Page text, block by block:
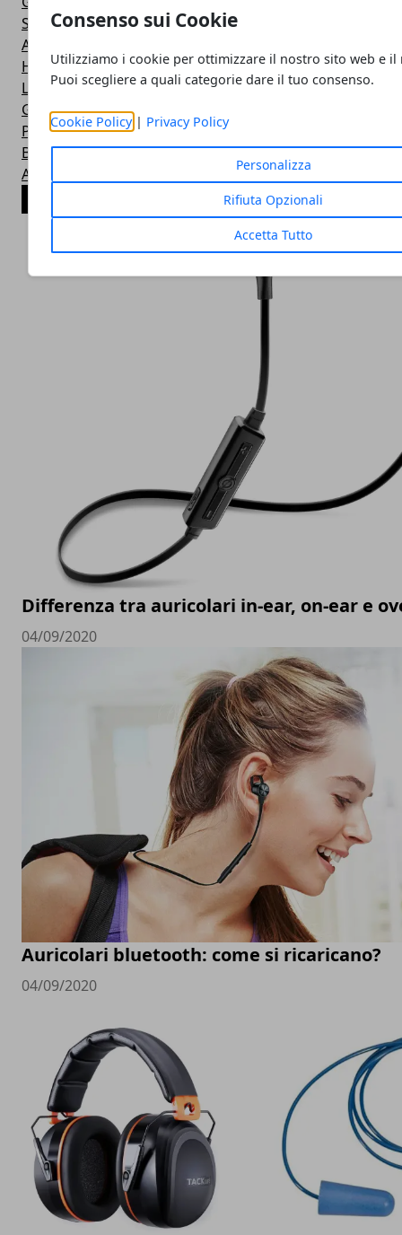
Consenso sui Cookie
Utilizziamo i cookie per ottimizzare il nostro sito web e il
Puoi scegliere a quali categorie dare il tuo consenso.
Cookie Policy| Privacy Policy
Personalizza
Rifiuta Opzionali
Accetta Tutto
Savfy
Aursen
Hoco
LG
GrandBeing
Powerbeats
BeatsX
Aukey
Differenza tra auricolari in-ear, on-ear e
04/09/2020
Auricolari bluetooth: come si ricaricano?
04/09/2020